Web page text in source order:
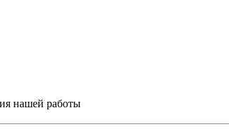
нашей работы